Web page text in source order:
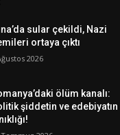
sular çekildi, Nazi
ortaya çıktı
2026
ölüm kanalı:
şiddetin ve edebiyatın